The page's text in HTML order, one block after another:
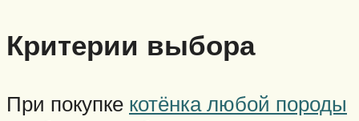
Критерии выбора
При покупке котёнка любой породы